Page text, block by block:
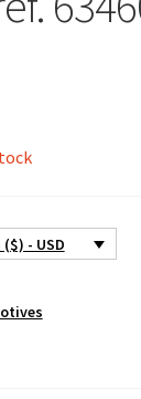
- USD